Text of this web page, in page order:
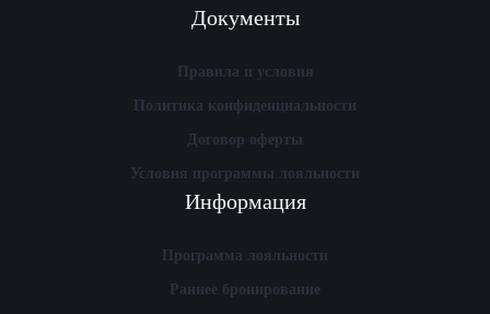
Документы
Правила и условия
Политика конфиденциальности
Договор оферты
Условия программы лояльности
Информация
Программа лояльности
Раннее бронирование